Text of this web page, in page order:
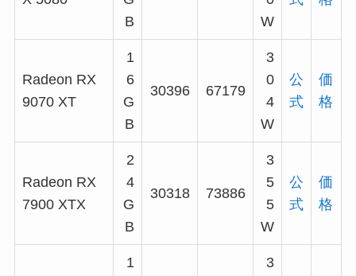
B
W
Radeon RX
9070 XT
1
6
G
B
30396 67179
3
0
4
W
公
式
価
格
Radeon RX
7900 XTX
2
4
G
B
30318 73886
3
5
5
W
公
式
価
格
1
3